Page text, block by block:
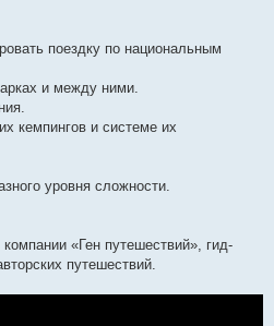
поездку по национальным
и между ними.
кемпингов и системе их
уровня сложности.
«Ген путешествий», гид-
путешествий.